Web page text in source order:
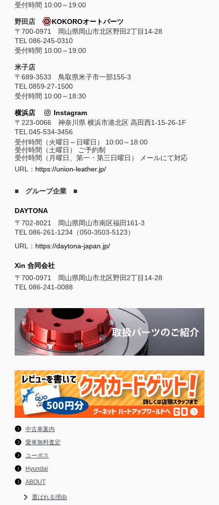
受付時間 10:00～19:00
野田店
KOKOROオートパーツ
〒700-0971 岡山県岡山市北区野田2丁目14-28
TEL 086-245-0310
受付時間 10:00～19:00
米子店
〒689-3533 鳥取県米子市一部155-3
TEL 0859-27-1500
受付時間 10:00～18:30
横浜店
Instagram
〒223-0066 神奈川県 横浜市港北区 高田西1-15-26-1F
TEL 045-534-3456
受付時間（火曜日～日曜日） 10:00～18:00
受付時間（土曜日） ご予約制
受付時間（月曜日、第一・第三日曜日） メールにて対応
URL： https://union-leather.jp/
■ グループ企業 ■
DAYTONA
〒702-8021 岡山県岡山市南区福田161-3
TEL 086-261-1234（050-3503-5123）
URL： https://daytona-japan.jp/
Xin 合同会社
〒700-0971 岡山県岡山市北区野田2丁目14-28
TEL 086-241-0088
中古車案内
愛車無料査定
ユーポス
Hyundai
ABOUT
選ばれる理由